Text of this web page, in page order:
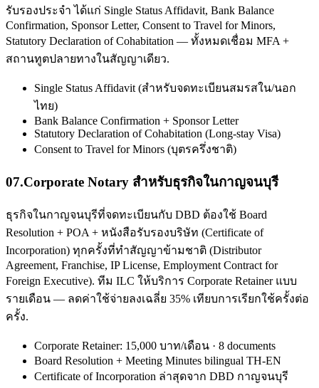
รับรองประจำ ได้แก่ Single Status Affidavit, Bank Balance
Confirmation, Sponsor Letter, Consent to Travel for Minors,
Statutory Declaration of Cohabitation — ทั้งหมดเชื่อม MFA +
สถานทูตปลายทางในสัญญาเดียว.
Single Status Affidavit (สำหรับจดทะเบียนสมรสใน/นอก
ไทย)
Bank Balance Confirmation + Sponsor Letter
Statutory Declaration of Cohabitation (Long-stay Visa)
Consent to Travel for Minors (บุตรครึ่งชาติ)
07.Corporate Notary สำหรับธุรกิจในกาญจนบุรี
ธุรกิจในกาญจนบุรีที่จดทะเบียนกับ DBD ต้องใช้ Board
Resolution + POA + หนังสือรับรองบริษัท (Certificate of
Incorporation) ทุกครั้งที่ทำสัญญาข้ามชาติ (Distributor
Agreement, Franchise, IP License, Employment Contract for
Foreign Executive). ทีม ILC ให้บริการ Corporate Retainer แบบ
รายเดือน — ลดค่าใช้จ่ายลงเฉลี่ย 35% เทียบการเรียกใช้ครั้งต่อ
ครั้ง.
Corporate Retainer: 15,000 บาท/เดือน · 8 documents
Board Resolution + Meeting Minutes bilingual TH-EN
Certificate of Incorporation ล่าสุดจาก DBD กาญจนบุรี